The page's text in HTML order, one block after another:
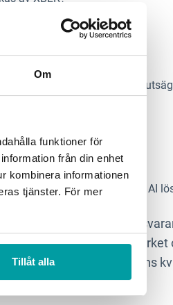
Om
funktioner för
från din enhet
kombinera informationen
tjänster. För mer
Tillåt alla
olika organisationer?
och är det möjligt att göra
manuell, varför kan inte att AI
beslutsfattare som
inom CSRD-regelverket
XBRL påverkar rapportens